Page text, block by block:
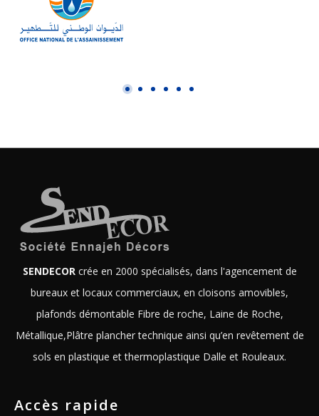
SENDECORcrée en 2000 spécialisés, dans l'agencement de
bureaux et locaux commerciaux, en cloisons amovibles,
plafonds démontable Fibre de roche, Laine de Roche,
Métallique,Plâtre plancher technique ainsi qu’en revêtement de
sols en plastique et thermoplastique Dalle et Rouleaux.
Accès rapide